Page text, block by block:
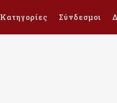
Κατηγορίες Σύνδεσμοι